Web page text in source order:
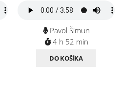
Pavol Šimun
4 h 52 min
DO KOŠÍKA